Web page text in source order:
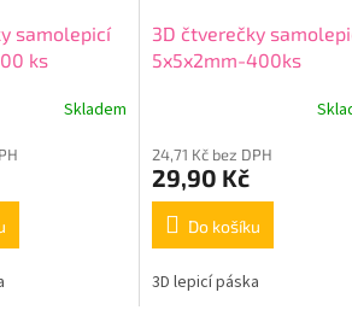
samolepicí
ks
Skladem
3D čtverečky
5x5x2mm-400ks
24,71 Kč bez DPH
29,90 Kč
Do košíku
3D lepicí páska